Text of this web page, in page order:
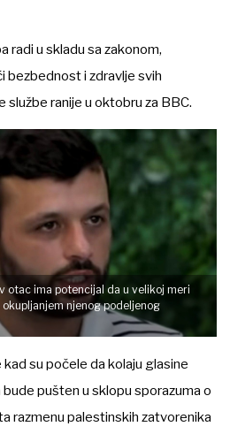
radi u skladu sa zakonom,
bezbednost i zdravlje svih
službe ranije u oktobru za BBC.
otac ima potencijal da u velikoj meri
njenog podeljenog
su počele da kolaju glasine
pušten u sklopu sporazuma o
razmenu palestinskih zatvorenika